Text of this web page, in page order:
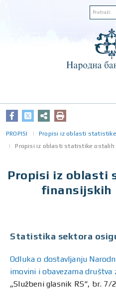
PROPISI
Propisi iz oblasti statistike
Propisi iz oblasti statistike ostalih
Propisi iz oblasti
finansijskih
Statistika sektora
Odluka o dostavljanju
imovini i obavezama društva
„Službeni glasnik RS“, br. 7/